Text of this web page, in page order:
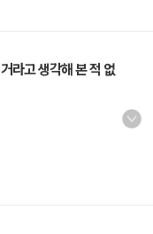
라고 생각해 본 적 없